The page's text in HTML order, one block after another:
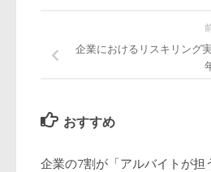
企業におけるリスキリング
おすすめ
企業の7割が「アルバイトが担